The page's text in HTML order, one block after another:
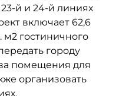
й и 24-й линиях
включает 62,6
м2 гостиничного
городу
помещения для
организовать